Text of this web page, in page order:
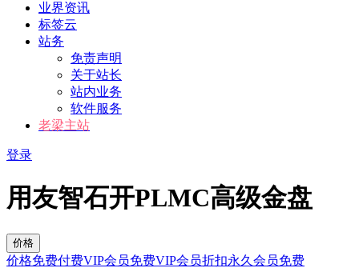
业界资讯
标签云
站务
免责声明
关于站长
站内业务
软件服务
老梁主站
登录
用友智石开PLMC高级金盘
价格
价格免费付费VIP会员免费VIP会员折扣永久会员免费